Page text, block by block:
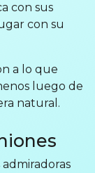
con sus
con su
a lo que
luego de
natural.